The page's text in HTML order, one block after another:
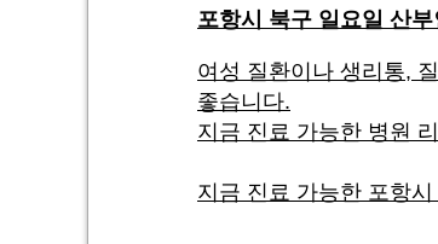
포항시 북구 일요일 산
여성 질환이나 생리통,
좋습니다.
지금 진료 가능한 병원
지금 진료 가능한 포항시